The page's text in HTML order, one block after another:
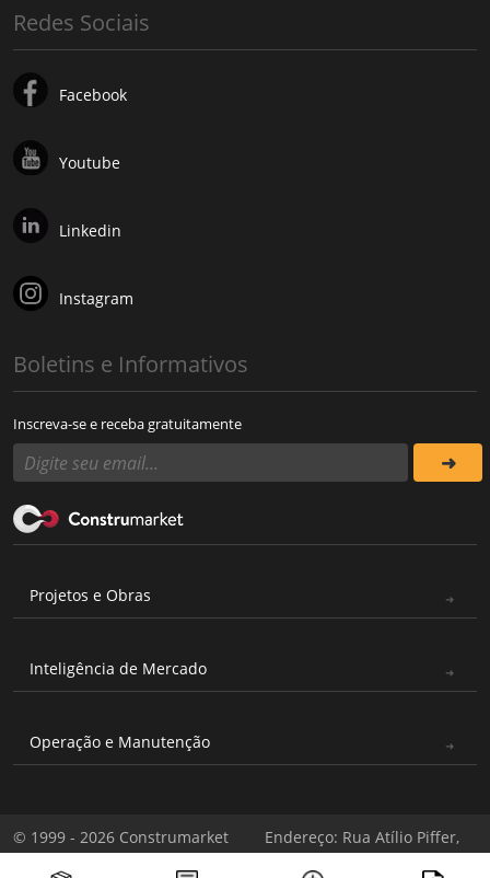
Redes Sociais
Facebook
Youtube
Linkedin
Instagram
Boletins e Informativos
Inscreva-se e receba gratuitamente
Projetos e Obras
Inteligência de Mercado
Operação e Manutenção
© 1999 - 2026 Construmarket
Todos os direitos reservados
Endereço: Rua Atílio Piffer,
571 - Casa Verde, São Paulo -